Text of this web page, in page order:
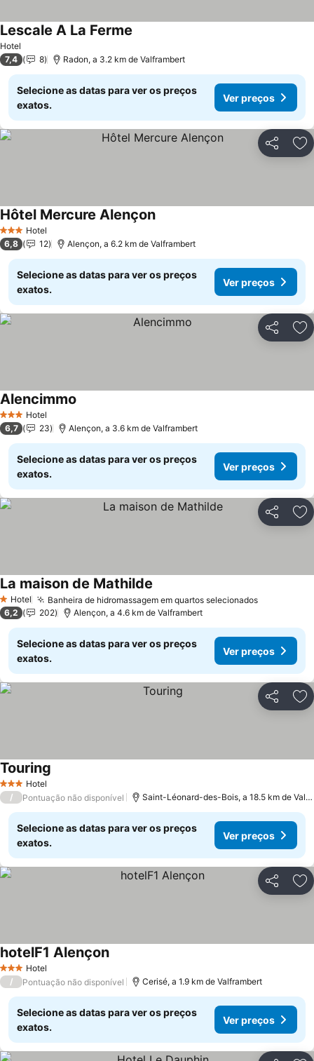
Hotel
Lescale A La Ferme
7,4 8 Radon, a 3.2 km de Valframbert
Selecione as datas para ver os preços
exatos.
Ver preços
Partilhar
3 EstrelasHotel
Hôtel Mercure AlençonVer preços
6,8 12 Alençon, a 6.2 km de Valframbert
Selecione as datas para ver os preços
exatos.
Ver preços
Partilhar
3 EstrelasHotel
Alencimmo
6,7 23 Alençon, a 3.6 km de Valframbert
Selecione as datas para ver os preços
exatos.
Ver preços
Partilhar
1 Estrelas
Hotel Banheira de hidromassagem em quartos selecionadosVer preços
La maison de Mathilde
6,2 202 Alençon, a 4.6 km de Valframbert
Selecione as datas para ver os preços
exatos.
Ver preços
Partilhar
3 EstrelasHotel
Touring
/ Pontuação não disponível Saint-Léonard-des-Bois, a 18.5 km de
Selecione as datas para ver os preços
exatos.
Ver preços
Partilhar
3 EstrelasHotel
hotelF1 AlençonVer preços
/ Pontuação não disponível Cerisé, a 1.9 km de Valframbert
Selecione as datas para ver os preços
exatos.
Ver preços